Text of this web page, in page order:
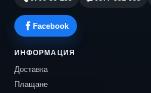
Facebook
ИНФОРМАЦИЯ
Доставка
Плащане